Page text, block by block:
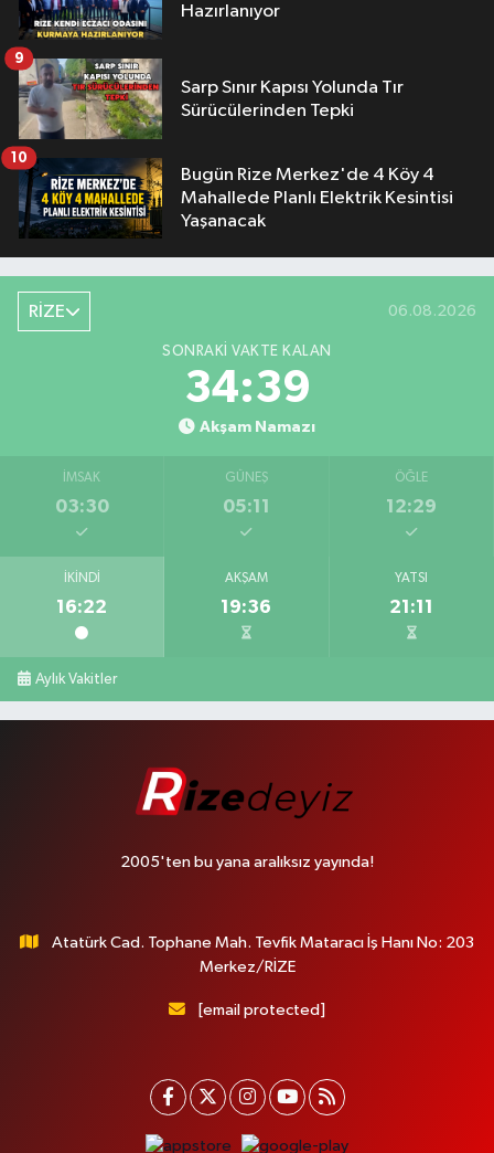
Hazırlanıyor
Sarp Sınır Kapısı Yolunda Tır
Sürücülerinden Tepki
9
Bugün Rize Merkez'de 4 Köy 4
Mahallede Planlı Elektrik Kesintisi
Yaşanacak
10
RİZE 06.08.2026
SONRAKI VAKTE KALAN
34:38
Akşam Namazı
İMSAK
03:30
GÜNEŞ
05:11
ÖĞLE
12:29
İKINDI
16:22
AKŞAM
19:36
YATSI
21:11
Aylık Vakitler
2005'ten bu yana aralıksız yayında!
Atatürk Cad. Tophane Mah. Tevfik Mataracı İş Hanı No: 203
Merkez/RİZE
[email protected]